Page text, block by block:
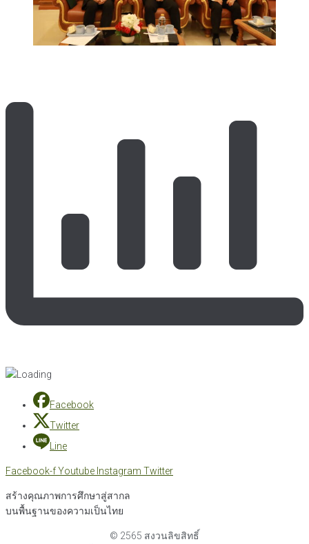
Facebook
Twitter
Line
Facebook-fYoutube Instagram Twitter
สร้างคุณภาพการศึกษาสู่สากล
บนพื้นฐานของความเป็นไทย
© 2565 สงวนลิขสิทธิ์